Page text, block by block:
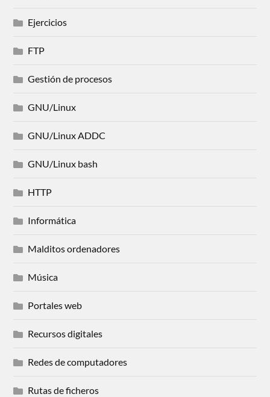
Ejercicios
FTP
Gestión de procesos
GNU/Linux
GNU/Linux ADDC
GNU/Linux bash
HTTP
Informática
Malditos ordenadores
Música
Portales web
Recursos digitales
Redes de computadores
Rutas de ficheros